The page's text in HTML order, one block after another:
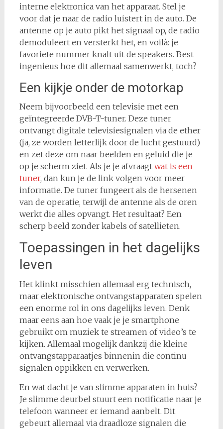
interne elektronica van het apparaat. Stel je
voor dat je naar de radio luistert in de auto. De
antenne op je auto pikt het signaal op, de radio
demoduleert en versterkt het, en voilà: je
favoriete nummer knalt uit de speakers. Best
ingenieus hoe dit allemaal samenwerkt, toch?
Een kijkje onder de motorkap
Neem bijvoorbeeld een televisie met een
geïntegreerde DVB-T-tuner. Deze tuner
ontvangt digitale televisiesignalen via de ether
(ja, ze worden letterlijk door de lucht gestuurd)
en zet deze om naar beelden en geluid die je
op je scherm ziet. Als je je afvraagt wat is een
tuner, dan kun je de link volgen voor meer
informatie. De tuner fungeert als de hersenen
van de operatie, terwijl de antenne als de oren
werkt die alles opvangt. Het resultaat? Een
scherp beeld zonder kabels of satellieten.
Toepassingen in het dagelijks
leven
Het klinkt misschien allemaal erg technisch,
maar elektronische ontvangstapparaten spelen
een enorme rol in ons dagelijks leven. Denk
maar eens aan hoe vaak je je smartphone
gebruikt om muziek te streamen of video’s te
kijken. Allemaal mogelijk dankzij die kleine
ontvangstapparaatjes binnenin die continu
signalen oppikken en verwerken.
En wat dacht je van slimme apparaten in huis?
Je slimme deurbel stuurt een notificatie naar je
telefoon wanneer er iemand aanbelt. Dit
gebeurt allemaal via draadloze signalen die